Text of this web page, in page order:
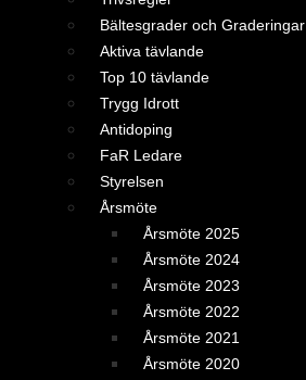
Bältesgrader och Graderingar
Aktiva tävlande
Top 10 tävlande
Trygg Idrott
Antidoping
FaR Ledare
Styrelsen
Årsmöte
Årsmöte 2025
Årsmöte 2024
Årsmöte 2023
Årsmöte 2022
Årsmöte 2021
Årsmöte 2020